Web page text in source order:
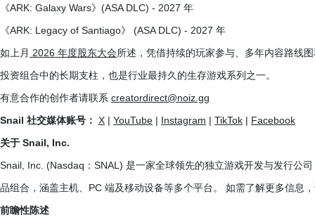
《ARK: Galaxy Wars》(ASA DLC) - 2027 年
《ARK: Legacy of Santiago》 (ASA DLC) - 2027 年
如上月 2026 年度股东大会所述，凭借持续的玩家参与、多年内容路线
投资组合中的长期支柱，也是行业最持久的生存游戏系列之一。
有意合作的创作者请联系 creatordirect@noiz.gg
Snail 社交媒体账号： X | YouTube | Instagram | TikTok | Facebook
关于 Snail, Inc.
Snail, Inc. (Nasdaq：SNAL) 是一家全球领先的独立游戏开发与发行公
品组合，涵盖主机、PC 端及移动设备等多个平台。 如需了解更多信息
前瞻性陈述